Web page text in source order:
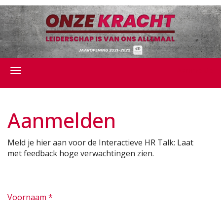
Aanmelden
Meld je hier aan voor de Interactieve HR Talk: Laat
met feedback hoge verwachtingen zien.
Voornaam *